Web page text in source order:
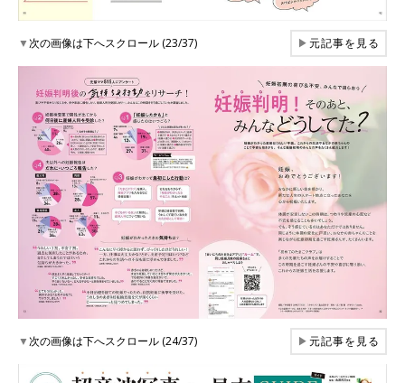
▼次の画像は下へスクロール (23/37) ▶元記事を見る
▼次の画像は下へスクロール (24/37) ▶元記事を見る